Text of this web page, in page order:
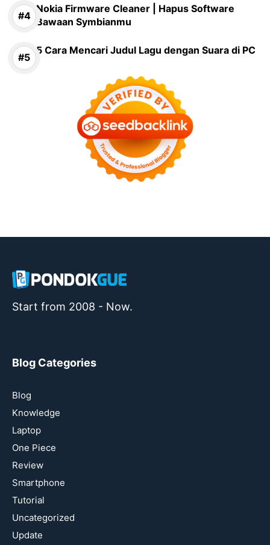
Nokia Firmware Cleaner | Hapus Software
Bawaan Symbianmu
5 Cara Mencari Judul Lagu dengan Suara di PC
Start from 2008 - Now.
Blog Categories
Blog
Knowledge
Laptop
One Piece
Review
Smartphone
Tutorial
Uncategorized
Update